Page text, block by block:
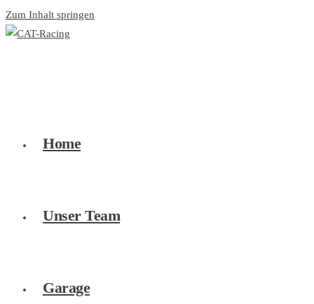
Zum Inhalt springen
Home
Unser Team
Garage